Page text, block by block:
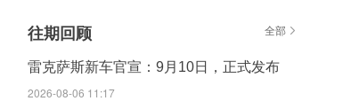
往期回顾 全部
雷克萨斯新车官宣：9月10日，正式发布
2026-08-06 11:17